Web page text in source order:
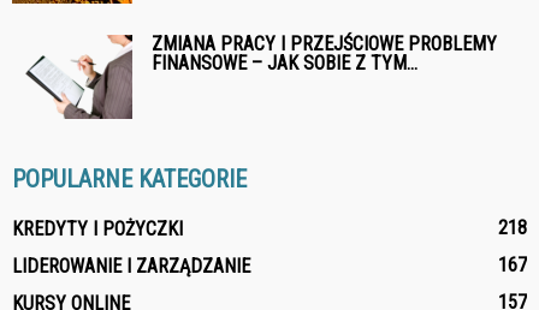
ZMIANA PRACY I PRZEJŚCIOWE PROBLEMY
FINANSOWE – JAK SOBIE Z TYM...
POPULARNE KATEGORIE
KREDYTY I POŻYCZKI
218
LIDEROWANIE I ZARZĄDZANIE
167
KURSY ONLINE
157